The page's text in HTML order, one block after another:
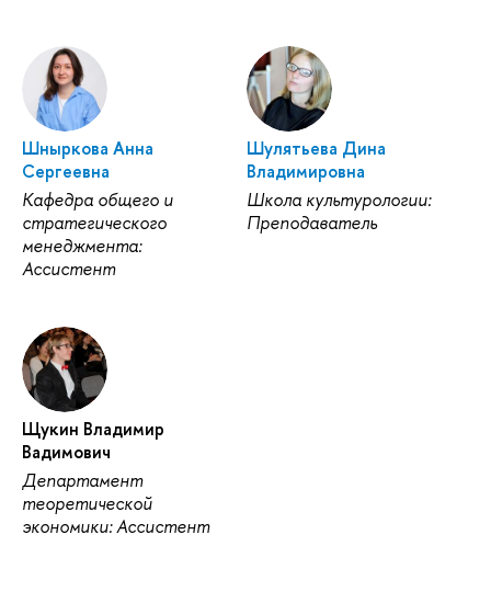
Шныркова Анна
Сергеевна
Кафедра общего и
стратегического
менеджмента:
Ассистент
Шулятьева Дина
Владимировна
Школа культурологии:
Преподаватель
Щукин Владимир
Вадимович
Департамент
теоретической
экономики: Ассистент